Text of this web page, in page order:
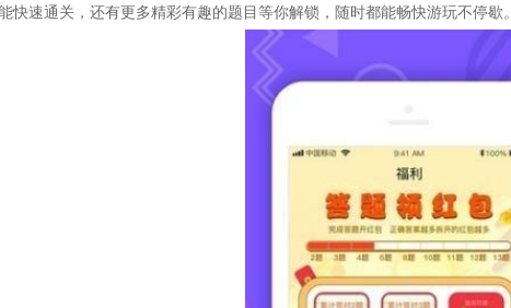
快速通关，还有更多精彩有趣的题目等你解锁，随时都能畅快游玩不停歇。